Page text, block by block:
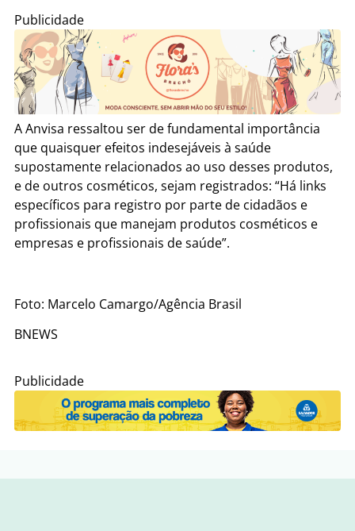
Publicidade
A Anvisa ressaltou ser de fundamental importância
que quaisquer efeitos indesejáveis à saúde
supostamente relacionados ao uso desses produtos,
e de outros cosméticos, sejam registrados: “Há links
específicos para registro por parte de cidadãos e
profissionais que manejam produtos cosméticos e
empresas e profissionais de saúde”.
Foto: Marcelo Camargo/Agência Brasil
BNEWS
Publicidade